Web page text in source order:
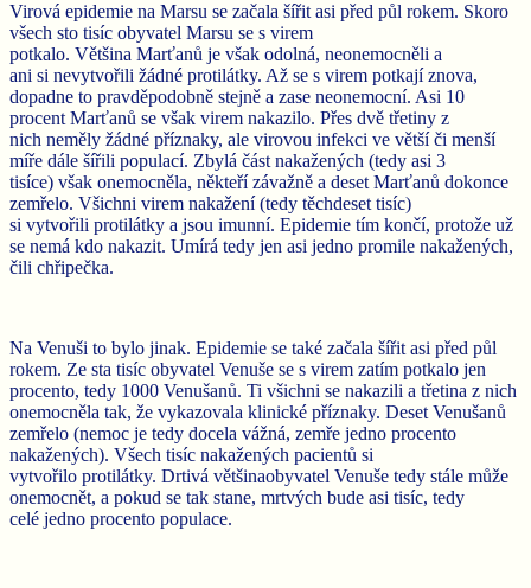
Virová epidemie na Marsu se začala šířit asi před půl rokem. Skoro
všech sto tisíc obyvatel Marsu se s virem
potkalo. Většina Marťanů je však odolná, neonemocněli a
ani si nevytvořili žádné protilátky. Až se s virem potkají znova,
dopadne to pravděpodobně stejně a zase neonemocní. Asi 10
procent Marťanů se však virem nakazilo. Přes dvě třetiny z
nich neměly žádné příznaky, ale virovou infekci ve větší či menší
míře dále šířili populací. Zbylá část nakažených (tedy asi 3
tisíce) však onemocněla, někteří závažně a deset Marťanů dokonce
zemřelo. Všichni virem nakažení (tedy těchdeset tisíc)
si vytvořili protilátky a jsou imunní. Epidemie tím končí, protože už
se nemá kdo nakazit. Umírá tedy jen asi jedno promile nakažených,
čili chřipečka.
Na Venuši to bylo jinak. Epidemie se také začala šířit asi před půl
rokem. Ze sta tisíc obyvatel Venuše se s virem zatím potkalo jen
procento, tedy 1000 Venušanů. Ti všichni se nakazili a třetina z nich
onemocněla tak, že vykazovala klinické příznaky. Deset Venušanů
zemřelo (nemoc je tedy docela vážná, zemře jedno procento
nakažených). Všech tisíc nakažených pacientů si
vytvořilo protilátky. Drtivá většinaobyvatel Venuše tedy stále může
onemocnět, a pokud se tak stane, mrtvých bude asi tisíc, tedy
celé jedno procento populace.